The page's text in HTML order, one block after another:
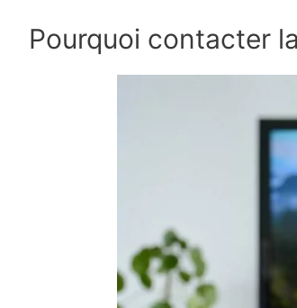
Pourquoi contacter